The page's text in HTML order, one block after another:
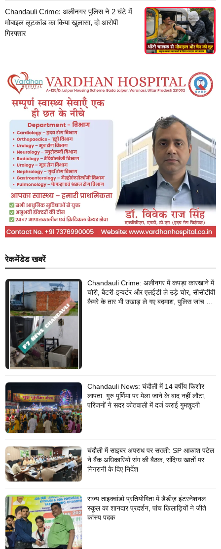
Chandauli Crime: अलीनगर पुलिस ने 2 घंटे में
मोबाइल लूटकांड का किया खुलासा, दो आरोपी
गिरफ्तार
रेकमेंडेड खबरें
Chandauli Crime: अलीनगर में कपड़ा कारखाने में
चोरी, बैटरी-इन्वर्टर और एलईडी ले उड़े चोर, सीसीटीवी
कैमरे के तार भी उखाड़ ले गए बदमाश, पुलिस जांच में
Chandauli News: चंदौली में 14 वर्षीय किशोर
लापता: गुरु पूर्णिमा पर मेला जाने के बाद नहीं लौटा,
परिजनों ने सदर कोतवाली में दर्ज कराई गुमशुदगी
चंदौली में साइबर अपराध पर सख्ती: SP आकाश पटेल
ने बैंक अधिकारियों संग की बैठक, संदिग्ध खातों पर
निगरानी के दिए निर्देश
राज्य ताइक्वांडो प्रतियोगिता में डैडीज़ इंटरनेशनल
स्कूल का शानदार प्रदर्शन, पांच खिलाड़ियों ने जीते
कांस्य पदक